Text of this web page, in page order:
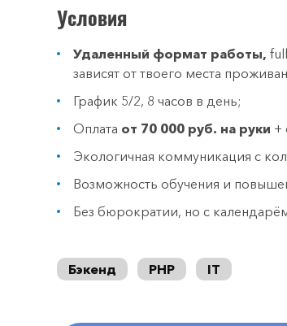
Условия
Удаленный формат работы,
зависят от твоего места
График 5/2, 8 часов в день;
Оплата от 70 000 руб. на руки +
Экологичная коммуникация с
Возможность обучения и
Без бюрократии, но с
Бэкенд PHP IT